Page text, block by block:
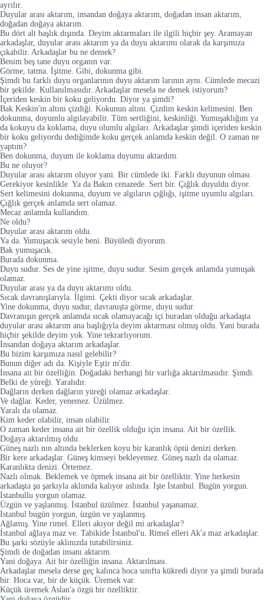
ayrılır.
Duyular arası aktarım, insandan doğaya aktarım, doğadan insan aktarım,
doğadan doğaya aktarım.
Bu dört alt başlık dışında. Deyim aktarmaları ile ilgili hiçbir şey. Aramayan
arkadaşlar, duyular arası aktarım ya da duyu aktarımı olarak da karşımıza
çıkabilir. Arkadaşlar bu ne demek?
Benim beş tane duyu organın var.
Görme, tatma. İşitme. Gibi, dokunma gibi.
Şimdi bu farklı duyu organlarının duyu aktarım larının aynı. Cümlede mecazi
bir şekilde. Kullanılmasıdır. Arkadaşlar mesela ne demek istiyorum?
İçeriden keskin bir koku geliyordu. Diyor ya şimdi?
Bak Keskin'in altını çizdiği. Kokunun altını. Çizdim keskin kelimesini. Ben
dokunma, doyumlu algılayabilir. Tüm sertliğini, keskinliği. Yumuşaklığını ya
da kokuyu da koklama, duyu olumlu algıları. Arkadaşlar şimdi içeriden keskin
bir koku geliyordu dediğimde koku gerçek anlamda keskin değil. O zaman ne
yaptım?
Ben dokunma, duyum ile koklama duyumu aktardım.
Bu ne oluyor?
Duyular arası aktarım oluyor yani. Bir cümlede iki. Farklı duyunun olması.
Gerekiyor kesinlikle. Ya da Bakın cenazede. Sert bir. Çığlık duyuldu diyor.
Sert kelimesini dokunma, duyum ve algıların çığlığı, işitme uyumlu algıları.
Çığlık gerçek anlamda sert olamaz.
Mecaz anlamda kullandım.
Ne oldu?
Duyular arası aktarım oldu.
Ya da. Yumuşacık sesiyle beni. Büyüledi diyorum.
Bak yumuşacık.
Burada dokunma.
Duyu sudur. Ses de yine işitme, duyu sudur. Sesim gerçek anlamda yumuşak
olamaz.
Duyular arası ya da duyu aktarımı oldu.
Sıcak davranışlarıyla. İlgimi. Çekti diyor sıcak arkadaşlar.
Yine dokunma, duyu sudur, davranışta görme, duyu sudur.
Davranışın gerçek anlamda sıcak olamayacağı içi buradan olduğu arkadaşta
duyular arası aktarım ana başlığıyla deyim aktarması olmuş oldu. Yani burada
hiçbir şekilde deyim yok. Yine tekrarlıyorum.
İnsandan doğaya aktarım arkadaşlar.
Bu bizim karşımıza nasıl gelebilir?
Bunun diğer adı da. Kişiyle Eştir m'dir.
İnsana ait bir özelliğin. Doğadaki herhangi bir varlığa aktarılmasıdır. Şimdi.
Belki de yüreği. Yaralıdır.
Dağların derken dağların yüreği olamaz arkadaşlar.
Ve dağlar. Keder, yenemez. Üzülmez.
Yaralı da olamaz.
Kim keder olabilir, insan olabilir.
O zaman keder insana ait bir özellik olduğu için insana. Ait bir özellik.
Doğaya aktarılmış oldu.
Güneş nazlı nın altında beklerken koyu bir karanlık öptü denizi derken.
Bir kere arkadaşlar. Güneş kimseyi bekleyemez. Güneş nazlı da olamaz.
Karanlıkta denizi. Örtemez.
Nazlı olmak. Beklemek ve öpmek insana ait bir özelliktir. Yine herkesin
arkadaşta şu şarkıyla aklımda kalıyor aslında. İşte İstanbul. Bugün yorgun.
İstanbullu yorgun olamaz.
Üzgün ve yaşlanmış. İstanbul üzülmez. İstanbul yaşanamaz.
İstanbul bugün yorgun, üzgün ve yaşlanmış.
Ağlamış. Yine rimel. Elleri akıyor değil mi arkadaşlar?
İstanbul ağlaya maz ve. Tabikide İstanbul'u. Rimel elleri Ak'a maz arkadaşlar.
Bu şarkı sözüyle aklınızda tutabilirsiniz.
Şimdi de doğadan insanı aktarım.
Yani doğaya. Ait bir özelliğin insana. Aktarılması.
Arkadaşlar mesela derse geç kalınca hoca sınıfta kükredi diyor ya şimdi burada
bir. Hoca var, bir de küçük. Üremek var.
Küçük üremek Aslan'a özgü bir özelliktir.